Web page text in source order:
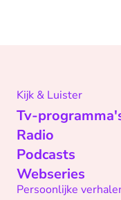
Kijk & Luister
Tv-
Radio
Podcasts
Webseries
Persoonlijke